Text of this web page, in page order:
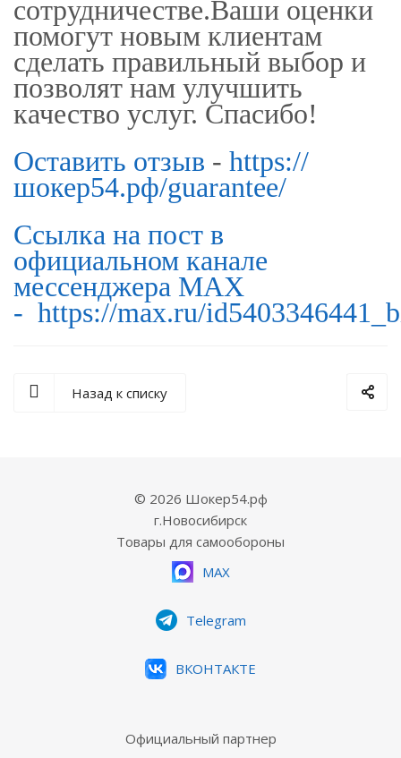
сотрудничестве.Ваши оценки
помогут новым клиентам
сделать правильный выбор и
позволят нам улучшить
качество услуг. Спасибо!
Оставить отзыв - https://
шокер54.рф/guarantee/
Ссылка на пост в
официальном канале
мессенджера МАХ
- https://max.ru/
Назад к списку
© 2026 Шокер54.рф
г.Новосибирск
Товары для самообороны
MAX
Telegram
ВКОНТАКТЕ
Официальный партнер